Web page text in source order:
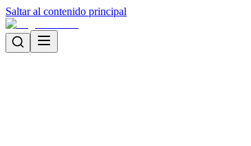
Saltar al contenido principal